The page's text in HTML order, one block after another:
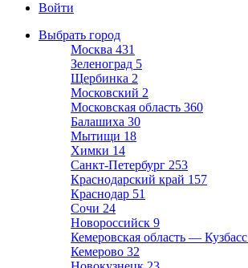
Войти
Выбрать город
Москва 431
Зеленоград 5
Щербинка 2
Московский 2
Московская область 360
Балашиха 30
Мытищи 18
Химки 14
Санкт-Петербург 253
Краснодарский край 157
Краснодар 51
Сочи 24
Новороссийск 9
Кемеровская область — Кузбасс
Кемерово 32